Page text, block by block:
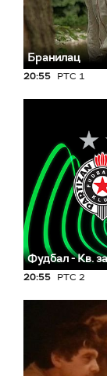
Бранилац
20:55 РТС 1
Фудбал - Кв.
20:55 РТС 2